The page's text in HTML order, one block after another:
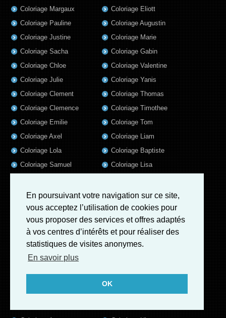
En poursuivant votre navigation sur ce site,
vous acceptez l’utilisation de cookies pour
vous proposer des services et offres adaptés
à vos centres d’intérêts et pour réaliser des
statistiques de visites anonymes.
En savoir plus
OK
Coloriage Margaux
Coloriage Pauline
Coloriage Justine
Coloriage Sacha
Coloriage Chloe
Coloriage Julie
Coloriage Clement
Coloriage Clemence
Coloriage Emilie
Coloriage Axel
Coloriage Lola
Coloriage Samuel
Coloriage Jules
Coloriage Romain
Coloriage Elsa
Coloriage Mila
Coloriage Garance
Coloriage Victoire
Coloriage Marius
Coloriage Eliott
Coloriage Augustin
Coloriage Marie
Coloriage Gabin
Coloriage Valentine
Coloriage Yanis
Coloriage Thomas
Coloriage Timothee
Coloriage Tom
Coloriage Liam
Coloriage Baptiste
Coloriage Lisa
Coloriage Mathis
Coloriage Matthieu
Coloriage Luna
Coloriage Rose
Coloriage Jeanne
Coloriage Salome